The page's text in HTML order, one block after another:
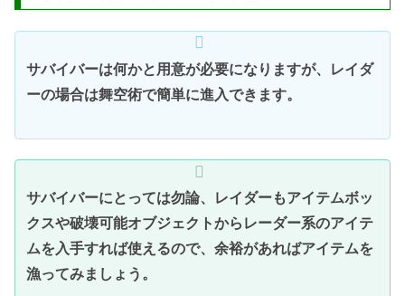
サバイバーは何かと用意が必要になりますが、レイダ
ーの場合は舞空術で簡単に進入できます。
サバイバーにとっては勿論、レイダーもアイテムボッ
クスや破壊可能オブジェクトからレーダー系のアイテ
ムを入手すれば使えるので、余裕があればアイテムを
漁ってみましょう。